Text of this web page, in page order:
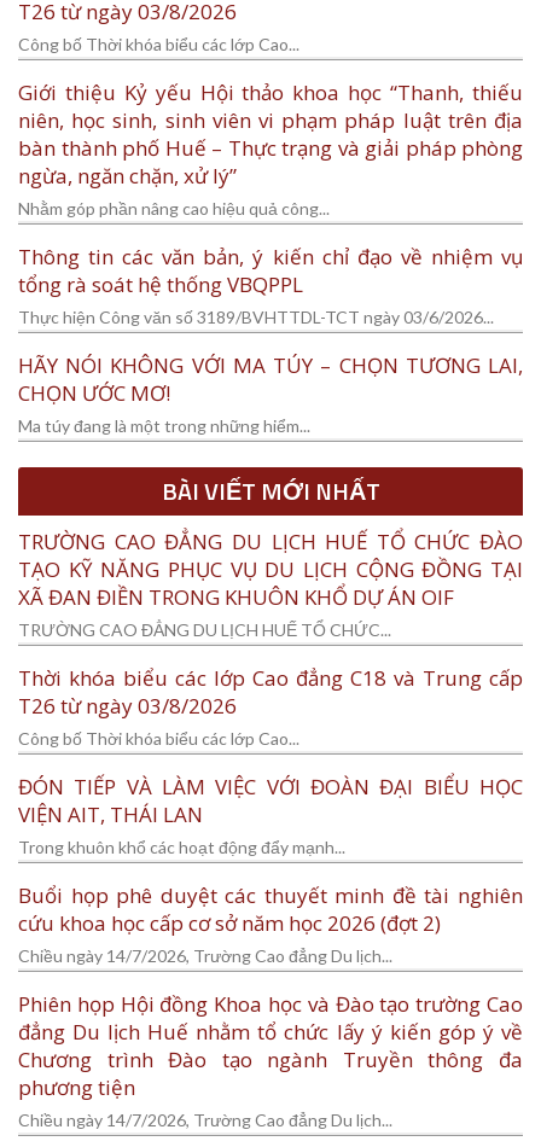
T26 từ ngày 03/8/2026
Công bố Thời khóa biểu các lớp Cao...
Giới thiệu Kỷ yếu Hội thảo khoa học “Thanh, thiếu
niên, học sinh, sinh viên vi phạm pháp luật trên địa
bàn thành phố Huế – Thực trạng và giải pháp phòng
ngừa, ngăn chặn, xử lý”
Nhằm góp phần nâng cao hiệu quả công...
Thông tin các văn bản, ý kiến chỉ đạo về nhiệm vụ
tổng rà soát hệ thống VBQPPL
Thực hiện Công văn số 3189/BVHTTDL-TCT ngày 03/6/2026...
HÃY NÓI KHÔNG VỚI MA TÚY – CHỌN TƯƠNG LAI,
CHỌN ƯỚC MƠ!
Ma túy đang là một trong những hiểm...
BÀI VIẾT MỚI NHẤT
TRƯỜNG CAO ĐẲNG DU LỊCH HUẾ TỔ CHỨC ĐÀO
TẠO KỸ NĂNG PHỤC VỤ DU LỊCH CỘNG ĐỒNG TẠI
XÃ ĐAN ĐIỀN TRONG KHUÔN KHỔ DỰ ÁN OIF
TRƯỜNG CAO ĐẲNG DU LỊCH HUẾ TỔ CHỨC...
Thời khóa biểu các lớp Cao đẳng C18 và Trung cấp
T26 từ ngày 03/8/2026
Công bố Thời khóa biểu các lớp Cao...
ĐÓN TIẾP VÀ LÀM VIỆC VỚI ĐOÀN ĐẠI BIỂU HỌC
VIỆN AIT, THÁI LAN
Trong khuôn khổ các hoạt động đẩy mạnh...
Buổi họp phê duyệt các thuyết minh đề tài nghiên
cứu khoa học cấp cơ sở năm học 2026 (đợt 2)
Chiều ngày 14/7/2026, Trường Cao đẳng Du lịch...
Phiên họp Hội đồng Khoa học và Đào tạo trường Cao
đẳng Du lịch Huế nhằm tổ chức lấy ý kiến góp ý về
Chương trình Đào tạo ngành Truyền thông đa
phương tiện
Chiều ngày 14/7/2026, Trường Cao đẳng Du lịch...